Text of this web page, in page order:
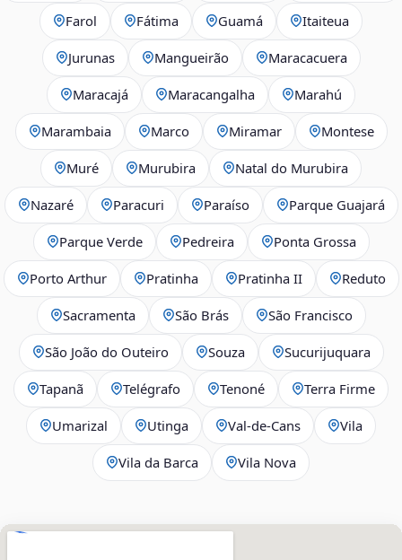
Farol Fátima Guamá Itaiteua
Jurunas Mangueirão Maracacuera
Maracajá Maracangalha Marahú
Marambaia Marco Miramar Montese
Muré Murubira Natal do Murubira
Nazaré Paracuri Paraíso Parque Guajará
Parque Verde Pedreira Ponta Grossa
Porto Arthur Pratinha Pratinha II Reduto
Sacramenta São Brás São Francisco
São João do Outeiro Souza Sucurijuquara
Tapanã Telégrafo Tenoné Terra Firme
Umarizal Utinga Val-de-Cans Vila
Vila da Barca Vila Nova